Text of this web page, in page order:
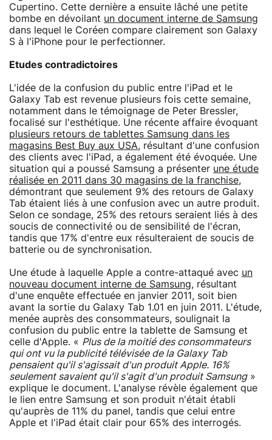
Cupertino. Cette dernière a ensuite lâché une petite
bombe en dévoilant un document interne de Samsung
dans lequel le Coréen compare clairement son Galaxy
S à l'iPhone pour le perfectionner.
Etudes contradictoires
L'idée de la confusion du public entre l'iPad et le
Galaxy Tab est revenue plusieurs fois cette semaine,
notamment dans le témoignage de Peter Bressler,
focalisé sur l'esthétique. Une récente affaire évoquant
plusieurs retours de tablettes Samsung dans les
magasins Best Buy aux USA, résultant d'une confusion
des clients avec l'iPad, a également été évoquée. Une
situation qui a poussé Samsung a présenter une étude
réalisée en 2011 dans 30 magasins de la franchise,
démontrant que seulement 9% des retours de Galaxy
Tab étaient liés à une confusion avec un autre produit.
Selon ce sondage, 25% des retours seraient liés à des
soucis de connectivité ou de sensibilité de l'écran,
tandis que 17% d'entre eux résulteraient de soucis de
batterie ou de synchronisation.
Une étude à laquelle Apple a contre-attaqué avec un
nouveau document interne de Samsung, résultant
d'une enquête effectuée en janvier 2011, soit bien
avant la sortie du Galaxy Tab 1.01 en juin 2011. L'étude,
menée auprès des consommateurs, soulignait la
confusion du public entre la tablette de Samsung et
celle d'Apple. « Plus de la moitié des consommateurs
qui ont vu la publicité télévisée de la Galaxy Tab
pensaient qu'il s'agissait d'un produit Apple. 16%
seulement savaient qu'il s'agit d'un produit Samsung»
explique le document. L'analyse révèle également que
le lien entre Samsung et son produit n'était établi
qu'auprès de 11% du panel, tandis que celui entre
Apple et l'iPad était clair pour 65% des interrogés.